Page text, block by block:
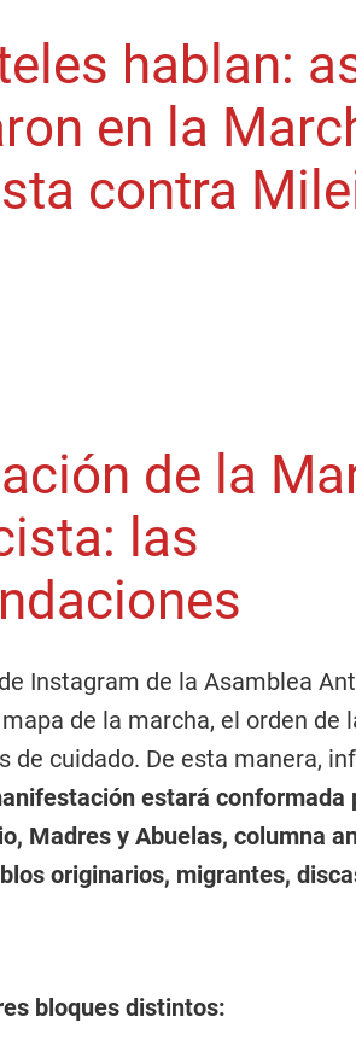
hablan:
en la
contra
de la
las
Instagram de la Asamblea
de la marcha, el orden de
de cuidado. De esta manera,
estará
Madres y Abuelas, columna
originarios, migrantes,
bloques distintos: